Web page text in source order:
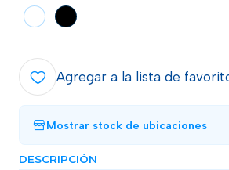
Agregar a la lista de
Mostrar stock de ubicaciones
DESCRIPCIÓN